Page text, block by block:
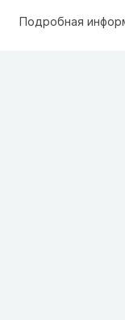
Подробная